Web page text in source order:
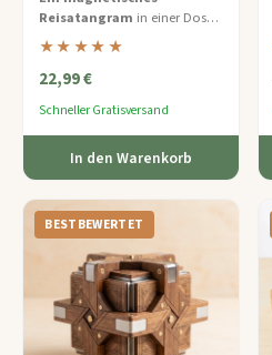
Reisatangram in einer Dose
aus recyceltem Metall mit
Bambusteilen, die auf
Flugzeugen, Zügen und
bleiben.
★★★★★
22,99 €
Schneller Gratisversand
In den Warenkorb
BESTBEWERTET